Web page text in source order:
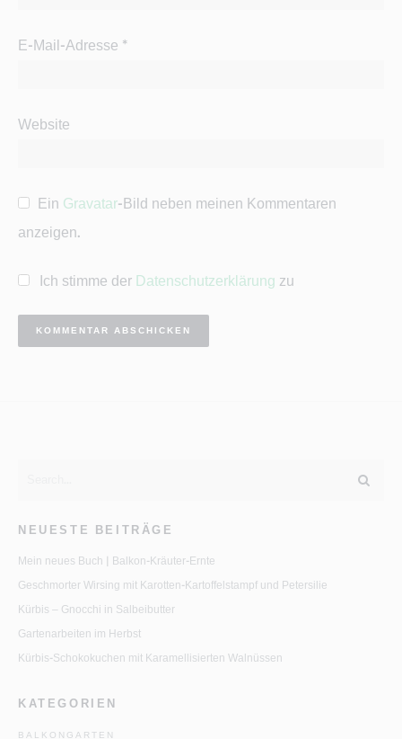
E-Mail-Adresse *
Website
Ein Gravatar-Bild neben meinen Kommentaren
anzeigen.
Ich stimme derDatenschutzerklärung zu
NEUESTE BEITRÄGE
Mein neues Buch | Balkon-Kräuter-Ernte
Geschmorter Wirsing mit Karotten-Kartoffelstampf und Petersilie
Kürbis – Gnocchi in Salbeibutter
Gartenarbeiten im Herbst
Kürbis-Schokokuchen mit Karamellisierten Walnüssen
KATEGORIEN
BALKONGARTEN